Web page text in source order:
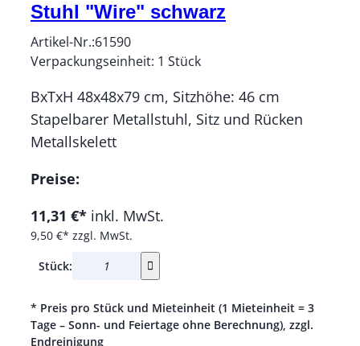
Stuhl "Wire" schwarz
Artikel-Nr.:61590
Verpackungseinheit: 1 Stück
BxTxH 48x48x79 cm, Sitzhöhe: 46 cm
Stapelbarer Metallstuhl, Sitz und Rücken
Metallskelett
Preise:
11,31 €* inkl. MwSt.
9,50 €* zzgl. MwSt.
Stück:
* Preis pro Stück und Mieteinheit (1 Mieteinheit = 3
Tage – Sonn- und Feiertage ohne Berechnung), zzgl.
Endreinigung